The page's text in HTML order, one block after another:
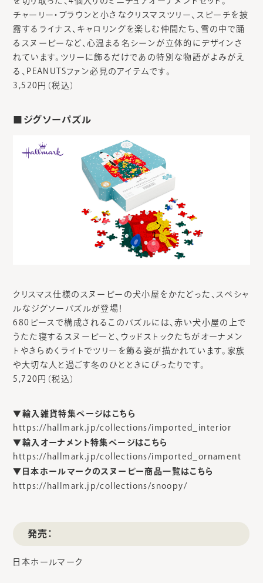
チャーリー・ブラウンと小さなクリスマスツリー、スピーチを披
露するライナス、キャロリングを楽しむ仲間たち、雪の中で踊
るスヌーピーなど、心温まる名シーンが立体的にデザインさ
れています。ツリーに飾るだけであの特別な物語がよみがえ
る、PEANUTSファン必見のアイテムです。
3,520円（税込）
■ジグソーパズル
クリスマス仕様のスヌーピーの犬小屋をかたどった、スペシャ
ルなジグソーパズルが登場！
680ピースで構成されるこのパズルには、赤い犬小屋の上で
うたた寝するスヌーピーと、ウッドストックたちがオーナメン
トやきらめくライトでツリーを飾る姿が描かれています。家族
や大切な人と過ごす冬のひとときにぴったりです。
5,720円（税込）
▼輸入雑貨特集ページはこちら
https://hallmark.jp/collections/imported_interior
▼輸入オーナメント特集ページはこちら
https://hallmark.jp/collections/imported_ornament
▼日本ホールマークのスヌーピー商品一覧はこちら
https://hallmark.jp/collections/snoopy/
発売：
日本ホールマーク